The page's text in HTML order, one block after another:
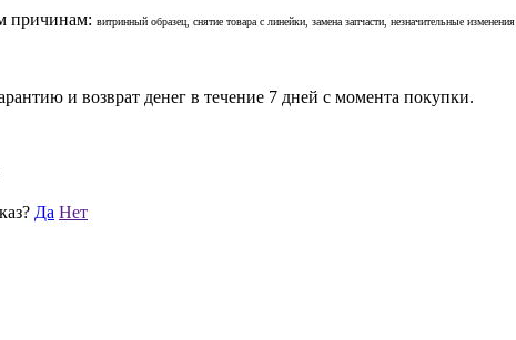
причинам: витринный образец, снятие товара с линейки, замена запчасти, незначительные изменения
и возврат денег в течение 7 дней с момента покупки.
Да Нет